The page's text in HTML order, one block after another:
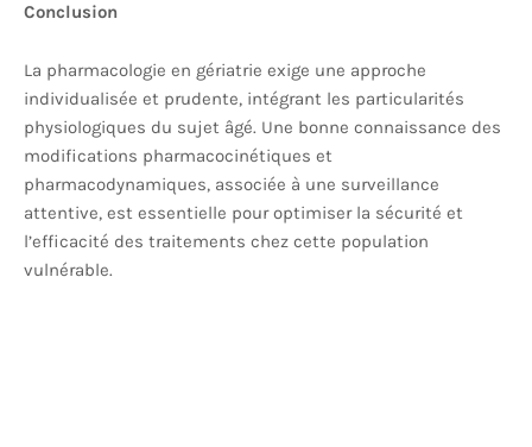
Conclusion
La pharmacologie en gériatrie exige une approche
individualisée et prudente, intégrant les particularités
physiologiques du sujet âgé. Une bonne connaissance des
modifications pharmacocinétiques et
pharmacodynamiques, associée à une surveillance
attentive, est essentielle pour optimiser la sécurité et
l’efficacité des traitements chez cette population
vulnérable.